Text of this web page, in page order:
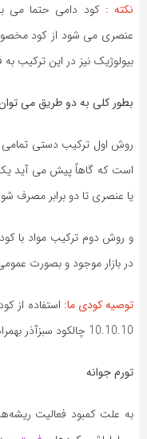
نکته :کود دامی حتما می
عنصری می شود از کود
بیولوژیک نیز در این ترکیب
بطور کلی به دو طریق می توان
روش اول ترکیب دستی تمامی
است که گاهاً پیش می آید
یا عنصری تا دو برابر مصرف
و روش دوم ترکیب مواد با
در بازار موجود و بصورت
توصیه کودی ما: استفاده از
10.10.10 چالکود سبزآذر بهمراه کود
تورم جوانه
به علت کمبود فعالیت